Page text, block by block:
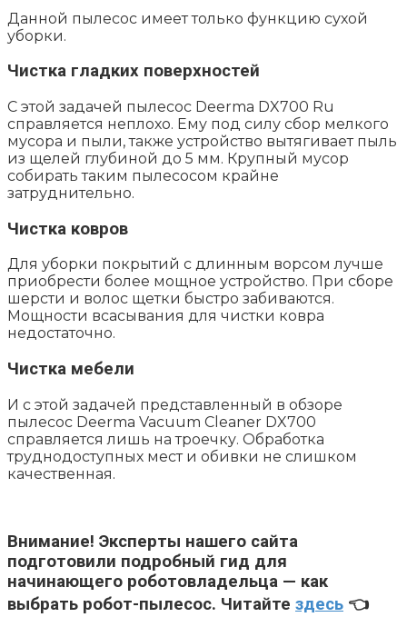
Данной пылесос имеет только функцию сухой
уборки.
Чистка гладких поверхностей
С этой задачей пылесос Deerma DX700 Ru
справляется неплохо. Ему под силу сбор мелкого
мусора и пыли, также устройство вытягивает пыль
из щелей глубиной до 5 мм. Крупный мусор
собирать таким пылесосом крайне
затруднительно.
Чистка ковров
Для уборки покрытий с длинным ворсом лучше
приобрести более мощное устройство. При сборе
шерсти и волос щетки быстро забиваются.
Мощности всасывания для чистки ковра
недостаточно.
Чистка мебели
И с этой задачей представленный в обзоре
пылесос Deerma Vacuum Cleaner DX700
справляется лишь на троечку. Обработка
труднодоступных мест и обивки не слишком
качественная.
Внимание! Эксперты нашего сайта
подготовили подробный гид для
начинающего роботовладельца — как
выбрать робот-пылесос. Читайте здесь 👈